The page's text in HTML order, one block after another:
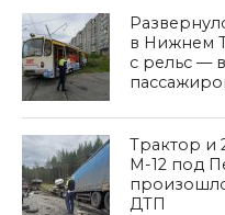
в Нижнем
с рельс —
Трактор и
М-12 под
ДТП